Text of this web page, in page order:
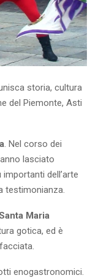
storia, cultura
del Piemonte, Asti
. Nel corso dei
lasciato
dell’arte
testimonianza.
Maria
gotica, ed è
enogastronomici.